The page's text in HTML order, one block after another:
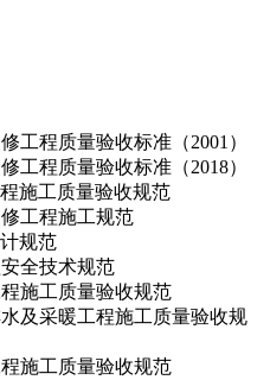
工程质量验收标准（2001）
工程质量验收标准（2018）
施工质量验收规范
工程施工规范
规范
全技术规范
施工质量验收规范
及采暖工程施工质量验收规
施工质量验收规范